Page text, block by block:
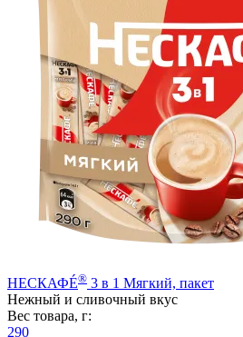
НЕСКАФÉ® 3 в 1 Мягкий, пакет
Нежный и сливочный вкус
Вес товара, г:
290